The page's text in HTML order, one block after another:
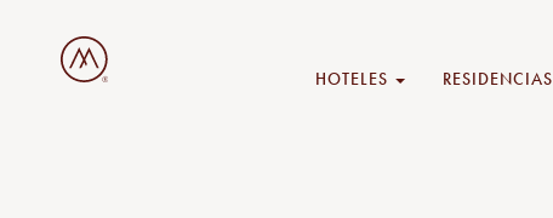
HOTELES RESIDENCIAS